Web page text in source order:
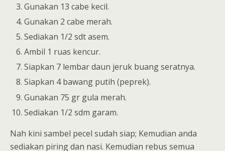
Gunakan 13 cabe kecil.
Gunakan 2 cabe merah.
Sediakan 1/2 sdt asem.
Ambil 1 ruas kencur.
Siapkan 7 lembar daun jeruk buang seratnya.
Siapkan 4 bawang putih (peprek).
Gunakan 75 gr gula merah.
Sediakan 1/2 sdm garam.
Nah kini sambel pecel sudah siap; Kemudian anda
sediakan piring dan nasi. Kemudian rebus semua